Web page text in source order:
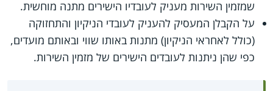
שמזמין השירות מעניק לעובדיו הישירים מתנה מוחשית.
על הקבלן המעסיק להעניק לעובדי הניקיון והתחזוקה
(כולל לאחראי הניקיון) מתנות באותו שווי ובאותם מועדים,
כפי שהן ניתנות לעובדים הישירים של מזמין השירות.